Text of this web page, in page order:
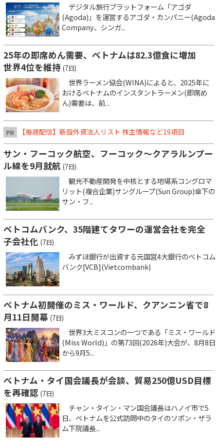
デジタル旅行プラットフォーム「アゴダ
(Agoda)」を運営するアゴダ・カンパニー(Agoda
Company、シンガ...
25年の即席めん需要、ベトナムは82.3億食に増加
世界4位を維持 (7日)
世界ラーメン協会(WINA)によると、2025年に
おけるベトナムのインスタントラーメン(即席め
ん)需要は、前...
PR 【毎週配信】新設外資法人リスト 株主情報など19項目
サン・フーコック航空、フーコック～クアラルンプー
ル線を9月就航 (7日)
観光不動産開発を中核とする地場系コングロマ
リット(複合企業)サングループ(Sun Group)傘下の
サン・フ...
ベトコムバンク、35階建てタワーの運営会社を完全
子会社化 (7日)
みずほ銀行が出資する元国営4大銀行のベトコム
バンク[VCB](Vietcombank)
ベトナム初開催のミス・ワールド、クアンニン省で8
月11日開幕 (7日)
世界3大ミスコンの一つである「ミス・ワールド
(Miss World)」の第73回(2026年)大会が、8月8日
から9月5...
ベトナム・タイ国会議長が会談、貿易250億USD目標
を再確認 (7日)
チャン・タイン・マン国会議長はハノイ市で5
日、ベトナムを公式訪問中のタイのソポン・ザラ
ム下院議長...